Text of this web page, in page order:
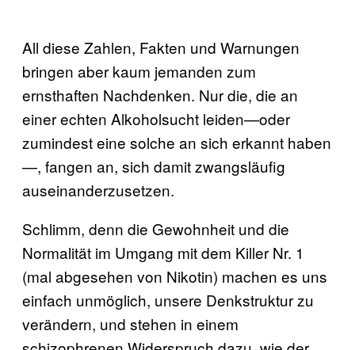
All diese Zahlen, Fakten und Warnungen
bringen aber kaum jemanden zum
ernsthaften Nachdenken. Nur die, die an
einer echten Alkoholsucht leiden—oder
zumindest eine solche an sich erkannt haben
—, fangen an, sich damit zwangsläufig
auseinanderzusetzen.
Schlimm, denn die Gewohnheit und die
Normalität im Umgang mit dem Killer Nr. 1
(mal abgesehen von Nikotin) machen es uns
einfach unmöglich, unsere Denkstruktur zu
verändern, und stehen in einem